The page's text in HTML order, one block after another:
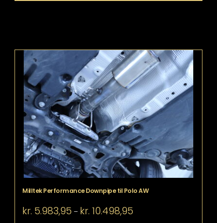
Milltek Performance Downpipe til Polo AW
kr. 5.983,95 – kr. 10.498,95